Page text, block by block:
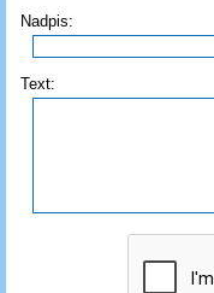
Nadpis:
Text: